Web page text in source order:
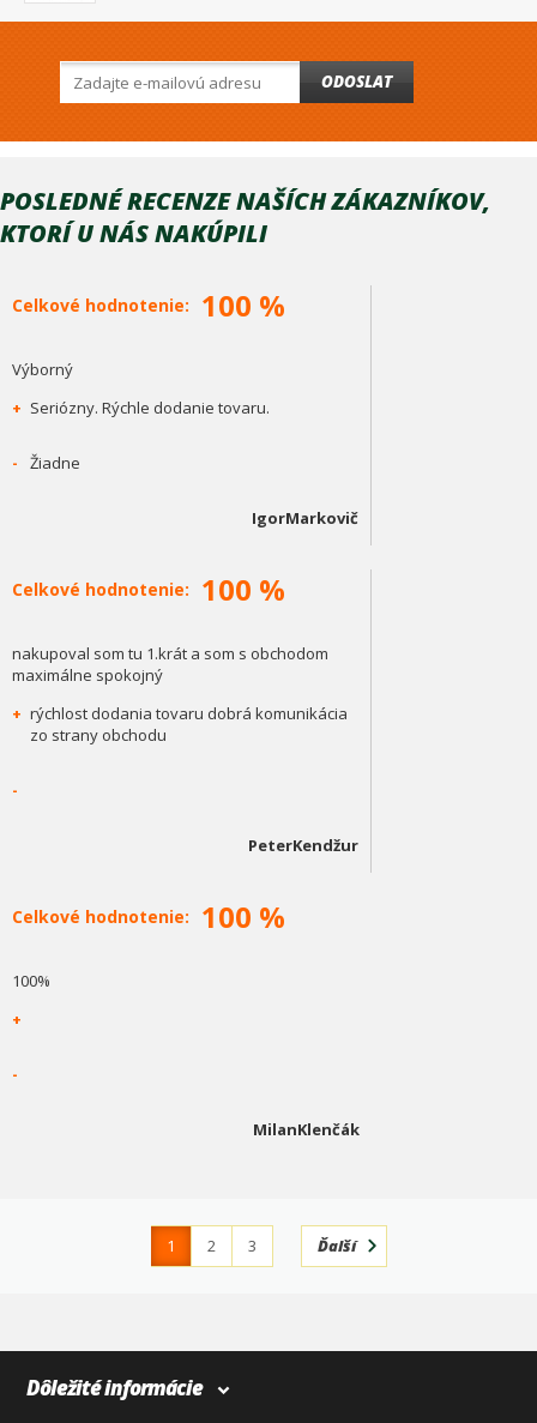
ODOSLAT
POSLEDNÉ RECENZE NAŠÍCH ZÁKAZNÍKOV,
KTORÍ U NÁS NAKÚPILI
Celkové hodnotenie: 100 %
Výborný
+ Seriózny. Rýchle dodanie tovaru.
- Žiadne
IgorMarkovič
Celkové hodnotenie: 100 %
nakupoval som tu 1.krát a som s obchodom
maximálne spokojný
+ rýchlost dodania tovaru dobrá komunikácia
zo strany obchodu
-
PeterKendžur
Celkové hodnotenie: 100 %
100%
+
-
MilanKlenčák
1 2
3
Ďalší
Dôležité informácie